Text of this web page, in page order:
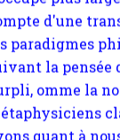
quant à
dans la
Cette